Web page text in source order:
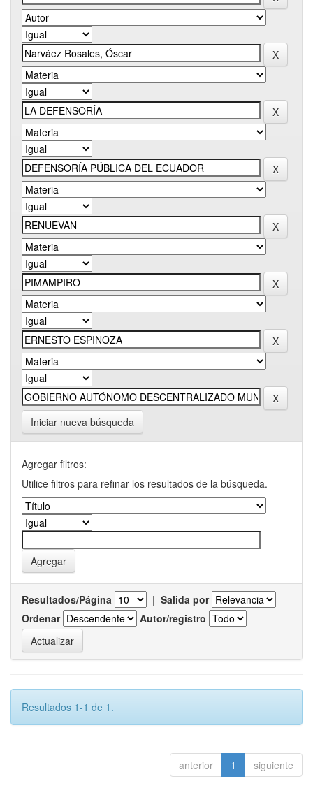
Iniciar nueva búsqueda
Agregar filtros:
Utilice filtros para refinar los resultados de la búsqueda.
Resultados/Página | Salida por
Ordenar
Autor/registro
Resultados 1-1 de 1.
anterior 1 siguiente